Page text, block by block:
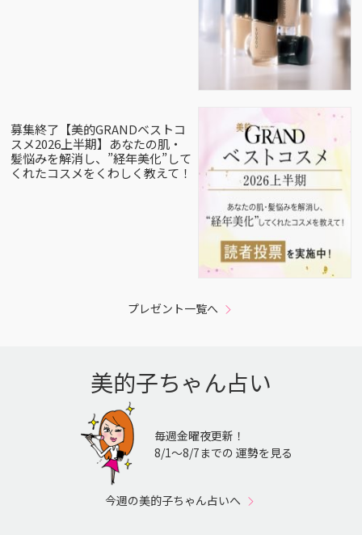
募集終了【美的GRANDベストコ
スメ2026上半期】あなたの肌・
髪悩みを解消し、”経年美化”して
くれたコスメをくわしく教えて！
プレゼント一覧へ
美的子ちゃん占い
毎週金曜夜更新！
8/1〜8/7までの 運勢を見る
今週の美的子ちゃん占いへ